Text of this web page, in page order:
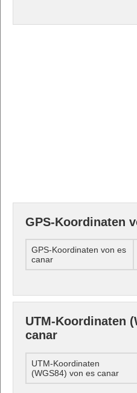
GPS-Koordinaten
GPS-Koordinaten von es
canar
UTM-Koordinaten
canar
UTM-Koordinaten
(WGS84) von es canar